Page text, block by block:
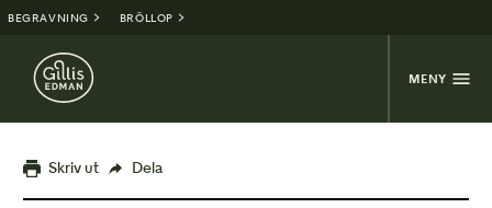
BEGRAVNING BRÖLLOP
MENY
Skriv ut Dela